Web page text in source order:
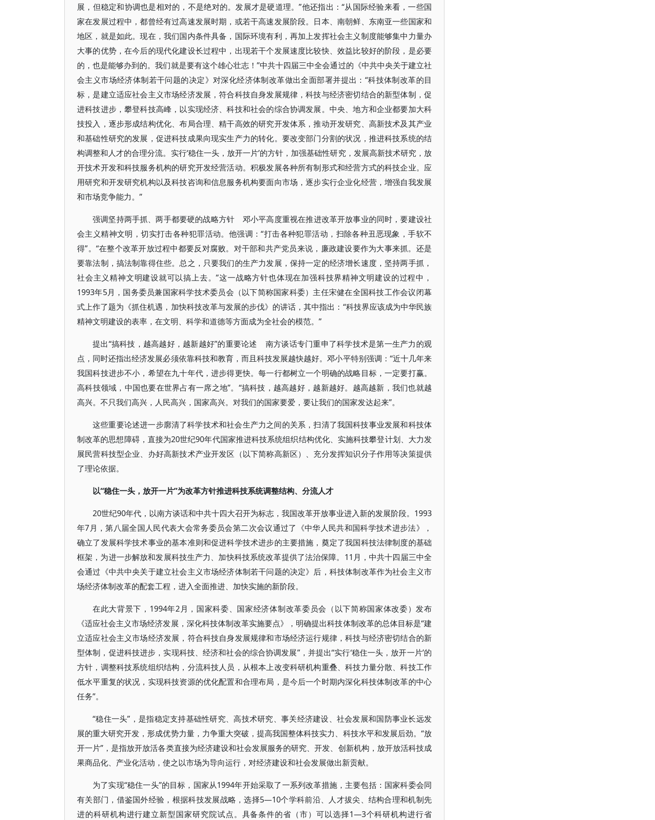
展，但稳定和协调也是相对的，不是绝对的。发展才是硬道理。”他还指出：“从国际经验来看，一些国
家在发展过程中，都曾经有过高速发展时期，或若干高速发展阶段。日本、南朝鲜、东南亚一些国家和
地区，就是如此。现在，我们国内条件具备，国际环境有利，再加上发挥社会主义制度能够集中力量办
大事的优势，在今后的现代化建设长过程中，出现若干个发展速度比较快、效益比较好的阶段，是必要
的，也是能够办到的。我们就是要有这个雄心壮志！”中共十四届三中全会通过的《中共中央关于建立社
会主义市场经济体制若干问题的决定》对深化经济体制改革做出全面部署并提出：“科技体制改革的目
标，是建立适应社会主义市场经济发展，符合科技自身发展规律，科技与经济密切结合的新型体制，促
进科技进步，攀登科技高峰，以实现经济、科技和社会的综合协调发展。中央、地方和企业都要加大科
技投入，逐步形成结构优化、布局合理、精干高效的研究开发体系，推动开发研究、高新技术及其产业
和基础性研究的发展，促进科技成果向现实生产力的转化。要改变部门分割的状况，推进科技系统的结
构调整和人才的合理分流。实行‘稳住一头，放开一片’的方针，加强基础性研究，发展高新技术研究，放
开技术开发和科技服务机构的研究开发经营活动。积极发展各种所有制形式和经营方式的科技企业。应
用研究和开发研究机构以及科技咨询和信息服务机构要面向市场，逐步实行企业化经营，增强自我发展
和市场竞争能力。”
强调坚持两手抓、两手都要硬的战略方针 邓小平高度重视在推进改革开放事业的同时，要建设社
会主义精神文明，切实打击各种犯罪活动。他强调：“打击各种犯罪活动，扫除各种丑恶现象，手软不
得”。“在整个改革开放过程中都要反对腐败。对干部和共产党员来说，廉政建设要作为大事来抓。还是
要靠法制，搞法制靠得住些。总之，只要我们的生产力发展，保持一定的经济增长速度，坚持两手抓，
社会主义精神文明建设就可以搞上去。”这一战略方针也体现在加强科技界精神文明建设的过程中，
1993年5月，国务委员兼国家科学技术委员会（以下简称国家科委）主任宋健在全国科技工作会议闭幕
式上作了题为《抓住机遇，加快科技改革与发展的步伐》的讲话，其中指出：“科技界应该成为中华民族
精神文明建设的表率，在文明、科学和道德等方面成为全社会的模范。”
提出“搞科技，越高越好，越新越好”的重要论述 南方谈话专门重申了科学技术是第一生产力的观
点，同时还指出经济发展必须依靠科技和教育，而且科技发展越快越好。邓小平特别强调：“近十几年来
我国科技进步不小，希望在九十年代，进步得更快。每一行都树立一个明确的战略目标，一定要打赢。
高科技领域，中国也要在世界占有一席之地”。“搞科技，越高越好，越新越好。越高越新，我们也就越
高兴。不只我们高兴，人民高兴，国家高兴。对我们的国家要爱，要让我们的国家发达起来”。
这些重要论述进一步廓清了科学技术和社会生产力之间的关系，扫清了我国科技事业发展和科技体
制改革的思想障碍，直接为20世纪90年代国家推进科技系统组织结构优化、实施科技攀登计划、大力发
展民营科技型企业、办好高新技术产业开发区（以下简称高新区）、充分发挥知识分子作用等决策提供
了理论依据。
以“稳住一头，放开一片”为改革方针推进科技系统调整结构、分流人才
20世纪90年代，以南方谈话和中共十四大召开为标志，我国改革开放事业进入新的发展阶段。1993
年7月，第八届全国人民代表大会常务委员会第二次会议通过了《中华人民共和国科学技术进步法》，
确立了发展科学技术事业的基本准则和促进科学技术进步的主要措施，奠定了我国科技法律制度的基础
框架，为进一步解放和发展科技生产力、加快科技系统改革提供了法治保障。11月，中共十四届三中全
会通过《中共中央关于建立社会主义市场经济体制若干问题的决定》后，科技体制改革作为社会主义市
场经济体制改革的配套工程，进入全面推进、加快实施的新阶段。
在此大背景下，1994年2月，国家科委、国家经济体制改革委员会（以下简称国家体改委）发布
《适应社会主义市场经济发展，深化科技体制改革实施要点》，明确提出科技体制改革的总体目标是“建
立适应社会主义市场经济发展，符合科技自身发展规律和市场经济运行规律，科技与经济密切结合的新
型体制，促进科技进步，实现科技、经济和社会的综合协调发展”，并提出“实行‘稳住一头，放开一片’的
方针，调整科技系统组织结构，分流科技人员，从根本上改变科研机构重叠、科技力量分散、科技工作
低水平重复的状况，实现科技资源的优化配置和合理布局，是今后一个时期内深化科技体制改革的中心
任务”。
“稳住一头”，是指稳定支持基础性研究、高技术研究、事关经济建设、社会发展和国防事业长远发
展的重大研究开发，形成优势力量，力争重大突破，提高我国整体科技实力、科技水平和发展后劲。“放
开一片”，是指放开放活各类直接为经济建设和社会发展服务的研究、开发、创新机构，放开放活科技成
果商品化、产业化活动，使之以市场为导向运行，对经济建设和社会发展做出新贡献。
为了实现“稳住一头”的目标，国家从1994年开始采取了一系列改革措施，主要包括：国家科委会同
有关部门，借鉴国外经验，根据科技发展战略，选择5—10个学科前沿、人才拔尖、结构合理和机制先
进的科研机构进行建立新型国家研究院试点。具备条件的省（市）可以选择1—3个科研机构进行省